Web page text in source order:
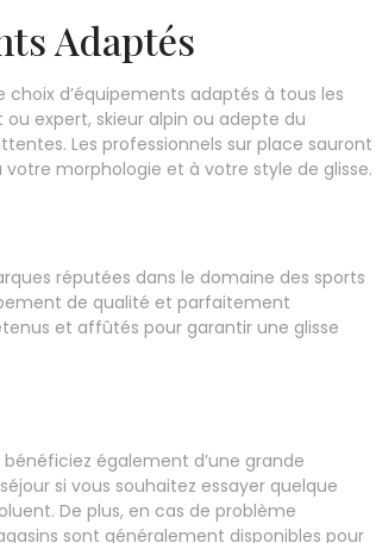
Adaptés
d’équipements adaptés à tous les
expert, skieur alpin ou adepte du
Les professionnels sur place sauront
morphologie et à votre style de glisse.
réputées dans le domaine des sports
de qualité et parfaitement
et affûtés pour garantir une glisse
également d’une grande
si vous souhaitez essayer quelque
De plus, en cas de problème
sont généralement disponibles pour